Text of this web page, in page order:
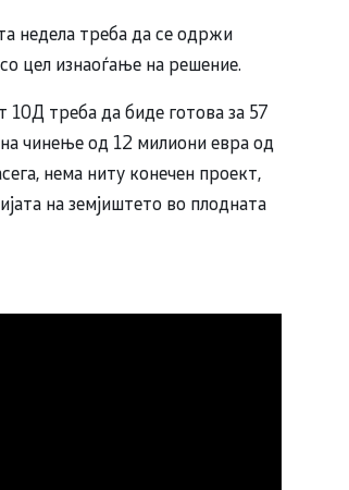
недела треба да се одржи
цел изнаоѓање на решение.
треба да биде готова за 57
чинење од 12 милиони евра од
нема ниту конечен проект,
на земјиштето во плодната